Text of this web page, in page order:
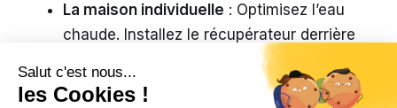
La maison individuelle : Optimisez l’eau
chaude. Installez le récupérateur derrière
Le logement collectif
: Mutualisez la
Salut c'est nous...
les Cookies !